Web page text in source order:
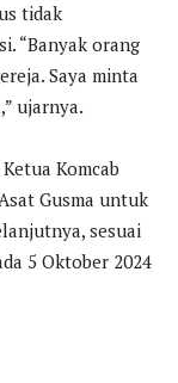
tidak
“Banyak orang
Saya minta
ujarnya.
Komcab
Gusma untuk
sesuai
5 Oktober 2024